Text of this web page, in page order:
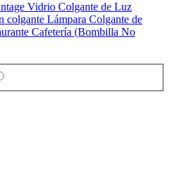
Vidrio Colgante de Luz
Lámpara Colgante de
Cafetería (Bombilla No